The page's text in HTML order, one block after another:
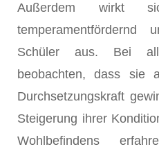
Außerdem wirkt
Schüler aus. Bei
beobachten, dass sie
Durchsetzungskraft
Steigerung ihrer
Wohlbefindens